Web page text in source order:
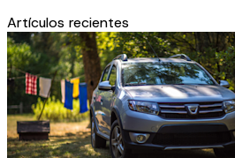
Artículos recientes